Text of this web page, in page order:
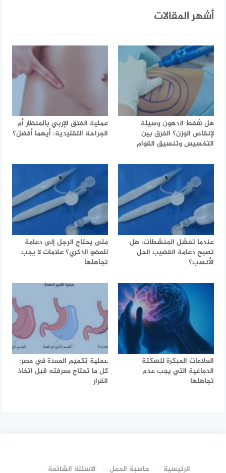
أشهر المقالات
هل شفط الدهون وسيلة
لإنقاص الوزن؟ الفرق بين
التخسيس وتنسيق القوام
عملية الفتق الإربي بالمنظار أم
الجراحة التقليدية: أيهما أفضل؟
عندما تفشل المنشطات: هل
تصبح دعامة القضيب الحل
الأنسب؟
متى يحتاج الرجل إلى دعامة
للعضو الذكري؟ علامات لا يجب
تجاهلها
العلامات المبكرة للسكتة
الدماغية التي يجب عدم
تجاهلها
عملية تكميم المعدة في مصر:
كل ما تحتاج معرفته قبل اتخاذ
القرار
الرئيسية حاسبة الحمل الاسئلة الشائعة